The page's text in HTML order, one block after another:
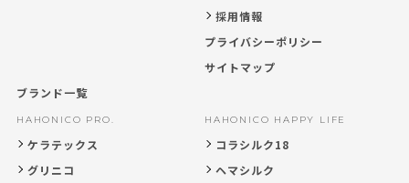
ブランド一覧
HAHONICO PRO.
ケラテックス
グリニコ
HAHONICO HAPPY LIFE
コラシルク18
ヘマシルク
採用情報
プライバシーポリシー
サイトマップ